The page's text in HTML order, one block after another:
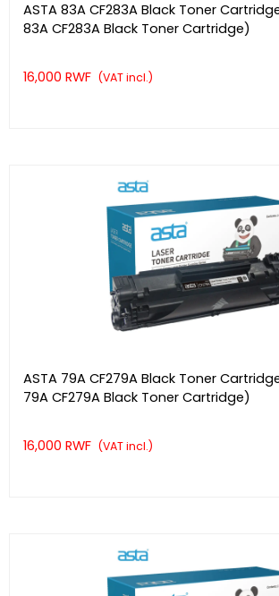
ASTA 83A CF283A Black Toner
83A CF283A Black Toner Cartridge)
16,000 RWF (VAT incl.)
ASTA 79A CF279A Black Toner
79A CF279A Black Toner Cartridge)
16,000 RWF (VAT incl.)